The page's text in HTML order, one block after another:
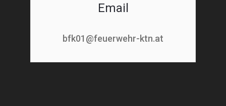
Email
bfk01@feuerwehr-ktn.at